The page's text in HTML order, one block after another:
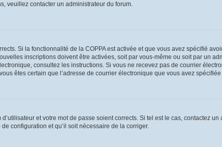
veuillez contacter un administrateur du forum.
Si la fonctionnalité de la COPPA est activée et que vous avez spécifié
inscriptions doivent être activées, soit par vous-même ou soit par un
consultez les instructions. Si vous ne recevez pas de courrier
êtes certain que l’adresse de courrier électronique que vous avez
et votre mot de passe soient corrects. Si tel est le cas, contactez
configuration et qu’il soit nécessaire de la corriger.